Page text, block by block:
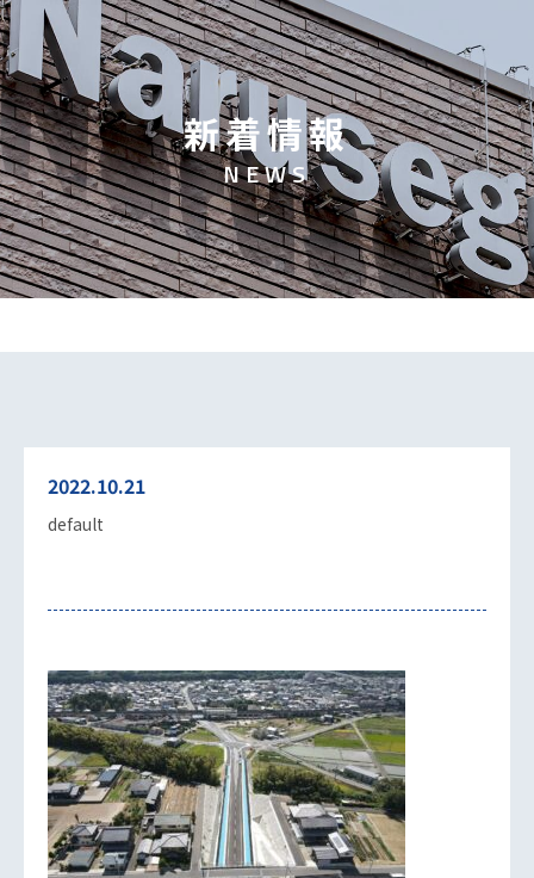
新着情報
NEWS
2022.10.21
default